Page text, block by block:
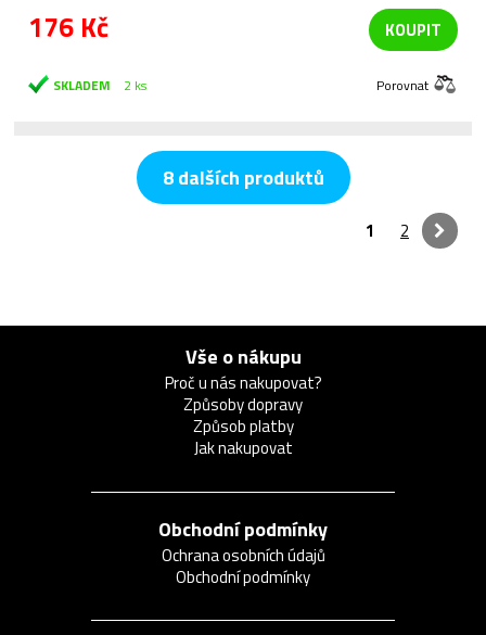
176 Kč KOUPIT
SKLADEM 2 ks Porovnat
8 dalších produktů
1 2
Vše o nákupu
Proč u nás nakupovat?
Způsoby dopravy
Způsob platby
Jak nakupovat
Obchodní podmínky
Ochrana osobních údajů
Obchodní podmínky